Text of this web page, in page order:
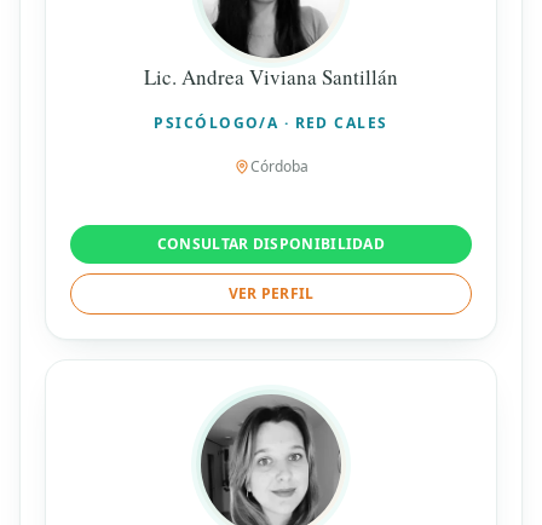
Lic. Andrea Viviana Santillán
PSICÓLOGO/A · RED CALES
Córdoba
CONSULTAR DISPONIBILIDAD
VER PERFIL